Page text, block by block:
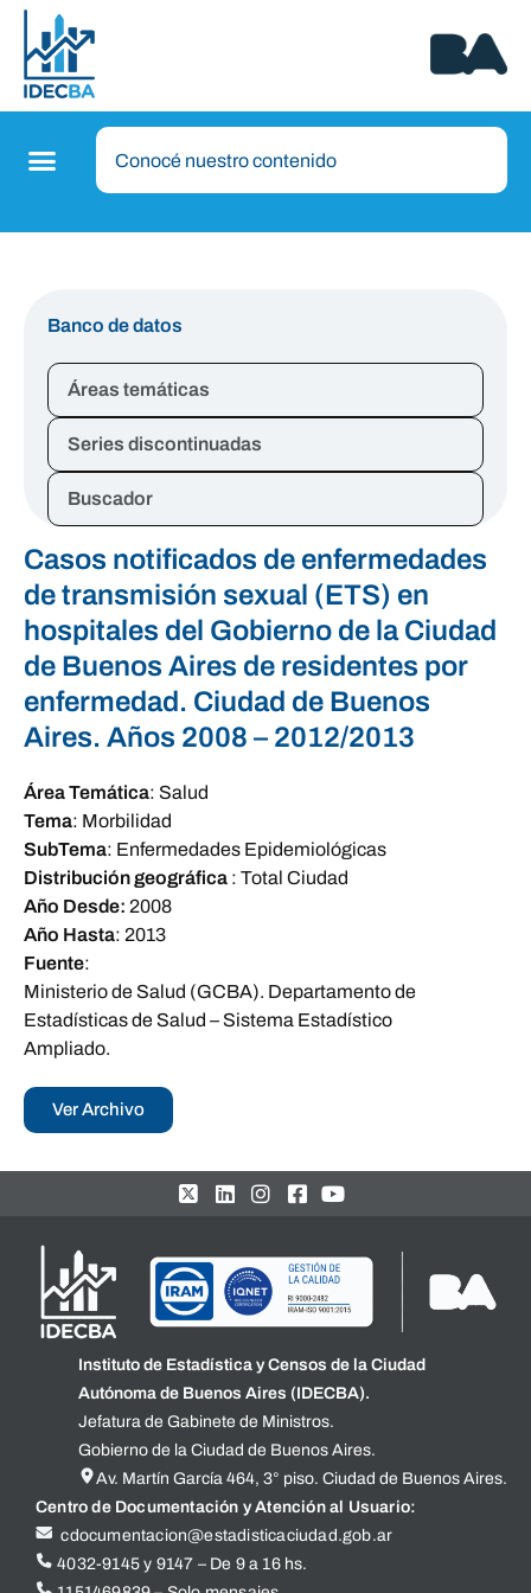
Banco de datos
Áreas temáticas
Series discontinuadas
Buscador
Casos notificados de enfermedades
de transmisión sexual (ETS) en
hospitales del Gobierno de la Ciudad
de Buenos Aires de residentes por
enfermedad. Ciudad de Buenos
Aires. Años 2008 – 2012/2013
Área Temática: Salud
Tema: Morbilidad
SubTema: Enfermedades Epidemiológicas
Distribución geográfica : Total Ciudad
Año Desde: 2008
Año Hasta: 2013
Fuente:
Ministerio de Salud (GCBA). Departamento de
Estadísticas de Salud – Sistema Estadístico
Ampliado.
Ver Archivo
Instituto de Estadística y Censos de la Ciudad
Autónoma de Buenos Aires (IDECBA).
Jefatura de Gabinete de Ministros.
Gobierno de la Ciudad de Buenos Aires.
Av. Martín García 464, 3° piso. Ciudad de Buenos Aires.
Centro de Documentación y Atención al Usuario:
cdocumentacion@estadisticaciudad.gob.ar
4032-9145 y 9147 – De 9 a 16 hs.